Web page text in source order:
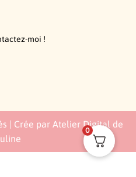
moi !
| Crée par Atelier Digital de
0